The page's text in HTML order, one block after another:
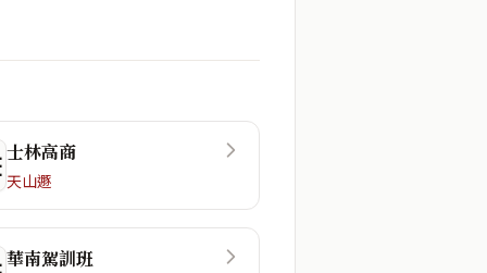
士林高商
天山遯
華南駕訓班